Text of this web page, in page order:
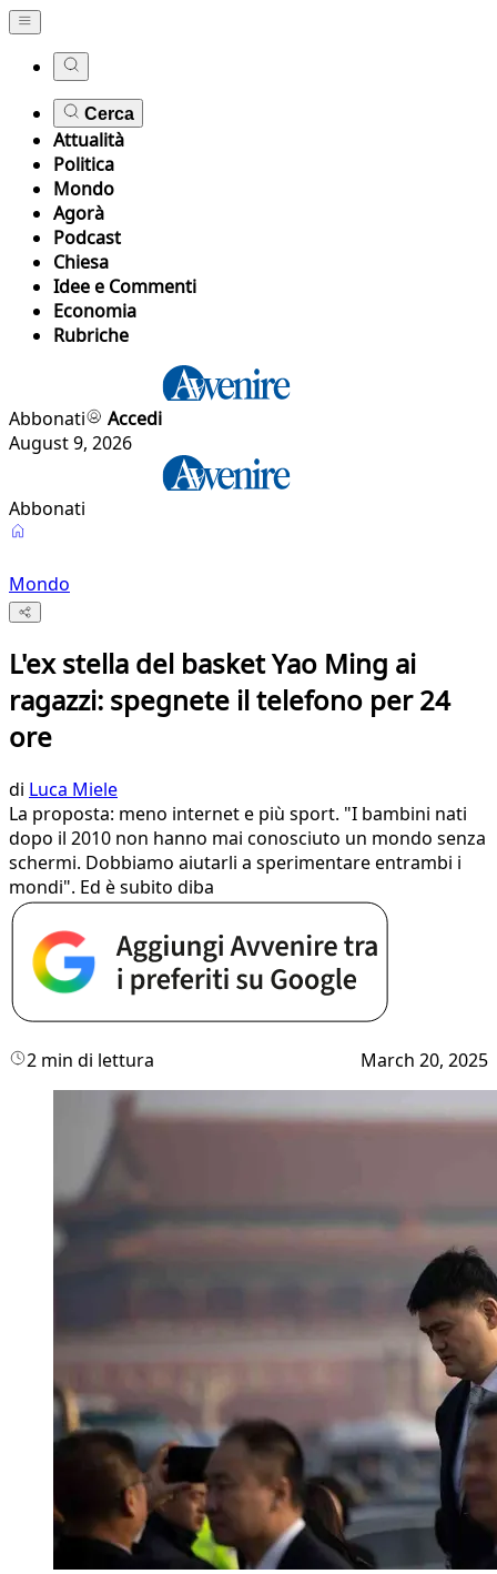
Cerca
Attualità
Politica
Mondo
Agorà
Podcast
Chiesa
Idee e Commenti
Economia
Rubriche
Abbonati
Accedi
August 9, 2026
Abbonati
Mondo
L'ex stella del basket Yao Ming ai
ragazzi: spegnete il telefono per 24
ore
di Luca Miele
La proposta: meno internet e più sport. "I bambini nati
dopo il 2010 non hanno mai conosciuto un mondo senza
schermi. Dobbiamo aiutarli a sperimentare entrambi i
mondi". Ed è subito diba
2 min di lettura March 20, 2025